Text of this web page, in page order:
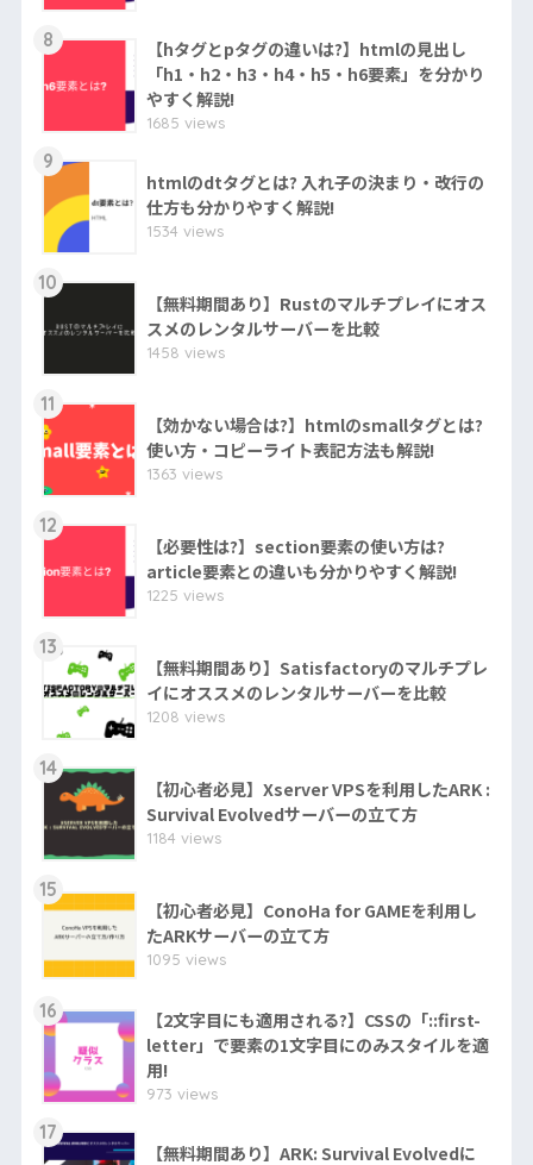
8
【hタグとpタグの違いは?】htmlの見出し
「h1・h2・h3・h4・h5・h6要素」を分かり
やすく解説!
1685 views
9
htmlのdtタグとは? 入れ子の決まり・改行の
仕方も分かりやすく解説!
1534 views
10
【無料期間あり】Rustのマルチプレイにオス
スメのレンタルサーバーを比較
1458 views
11
【効かない場合は?】htmlのsmallタグとは?
使い方・コピーライト表記方法も解説!
1363 views
12
【必要性は?】section要素の使い方は?
article要素との違いも分かりやすく解説!
1225 views
13
【無料期間あり】Satisfactoryのマルチプレ
イにオススメのレンタルサーバーを比較
1208 views
14
【初心者必見】Xserver VPSを利用したARK :
Survival Evolvedサーバーの立て方
1184 views
15
【初心者必見】ConoHa for GAMEを利用し
たARKサーバーの立て方
1095 views
16
【2文字目にも適用される?】CSSの「::first-
letter」で要素の1文字目にのみスタイルを適
用!
973 views
17
【無料期間あり】ARK: Survival Evolvedに